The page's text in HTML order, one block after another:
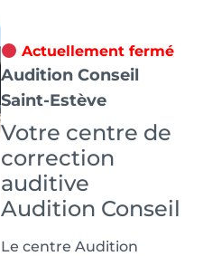
Actuellement fermé
Audition Conseil
Saint-Estève
Votre centre de
correction
auditive
Audition Conseil
Le centre Audition